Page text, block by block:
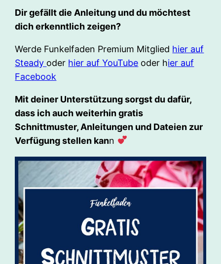
Dir gefällt die Anleitung und du möchtest
dich erkenntlich zeigen?
Werde Funkelfaden Premium Mitglied hier auf
Steady oder hier auf YouTube oder hier auf
Facebook
Mit deiner Unterstützung sorgst du dafür,
dass ich auch weiterhin gratis
Schnittmuster, Anleitungen und Dateien zur
Verfügung stellen kann